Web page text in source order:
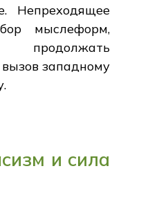
Непреходящее
мыслеформ,
западному
и сила